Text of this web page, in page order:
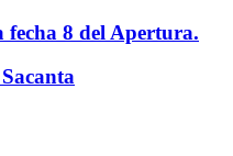
fecha 8 del Apertura.